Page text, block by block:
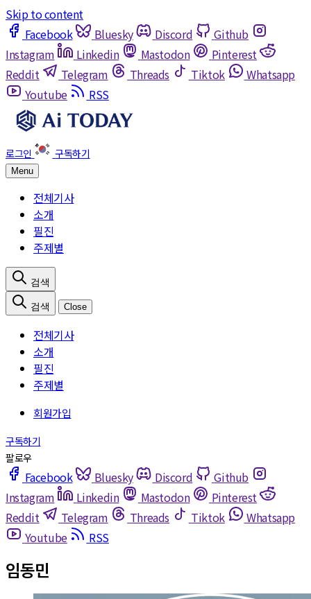
Skip to content
Facebook
Bluesky Discord
Github
Instagram
Linkedin Mastodon
Pinterest
Reddit
Telegram Threads Tiktok
Whatsapp
Youtube
RSS
Menu
전체기사
소개
필진
주제별
Close
전체기사
소개
필진
주제별
Facebook Bluesky Discord
Github
Instagram
Linkedin Mastodon
Pinterest
Reddit
Telegram Threads Tiktok
Whatsapp
Youtube
RSS
임동민